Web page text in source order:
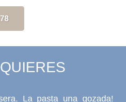
La pasta una gozada!